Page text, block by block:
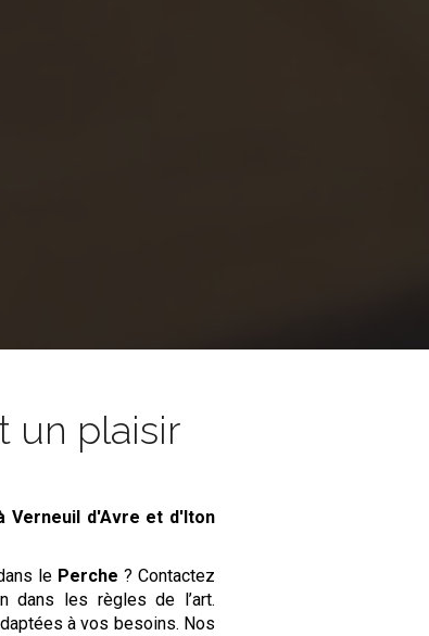
un plaisir
Verneuil d'Avre et d'Iton
le Perche ? Contactez
dans les règles de l’art.
à vos besoins. Nos